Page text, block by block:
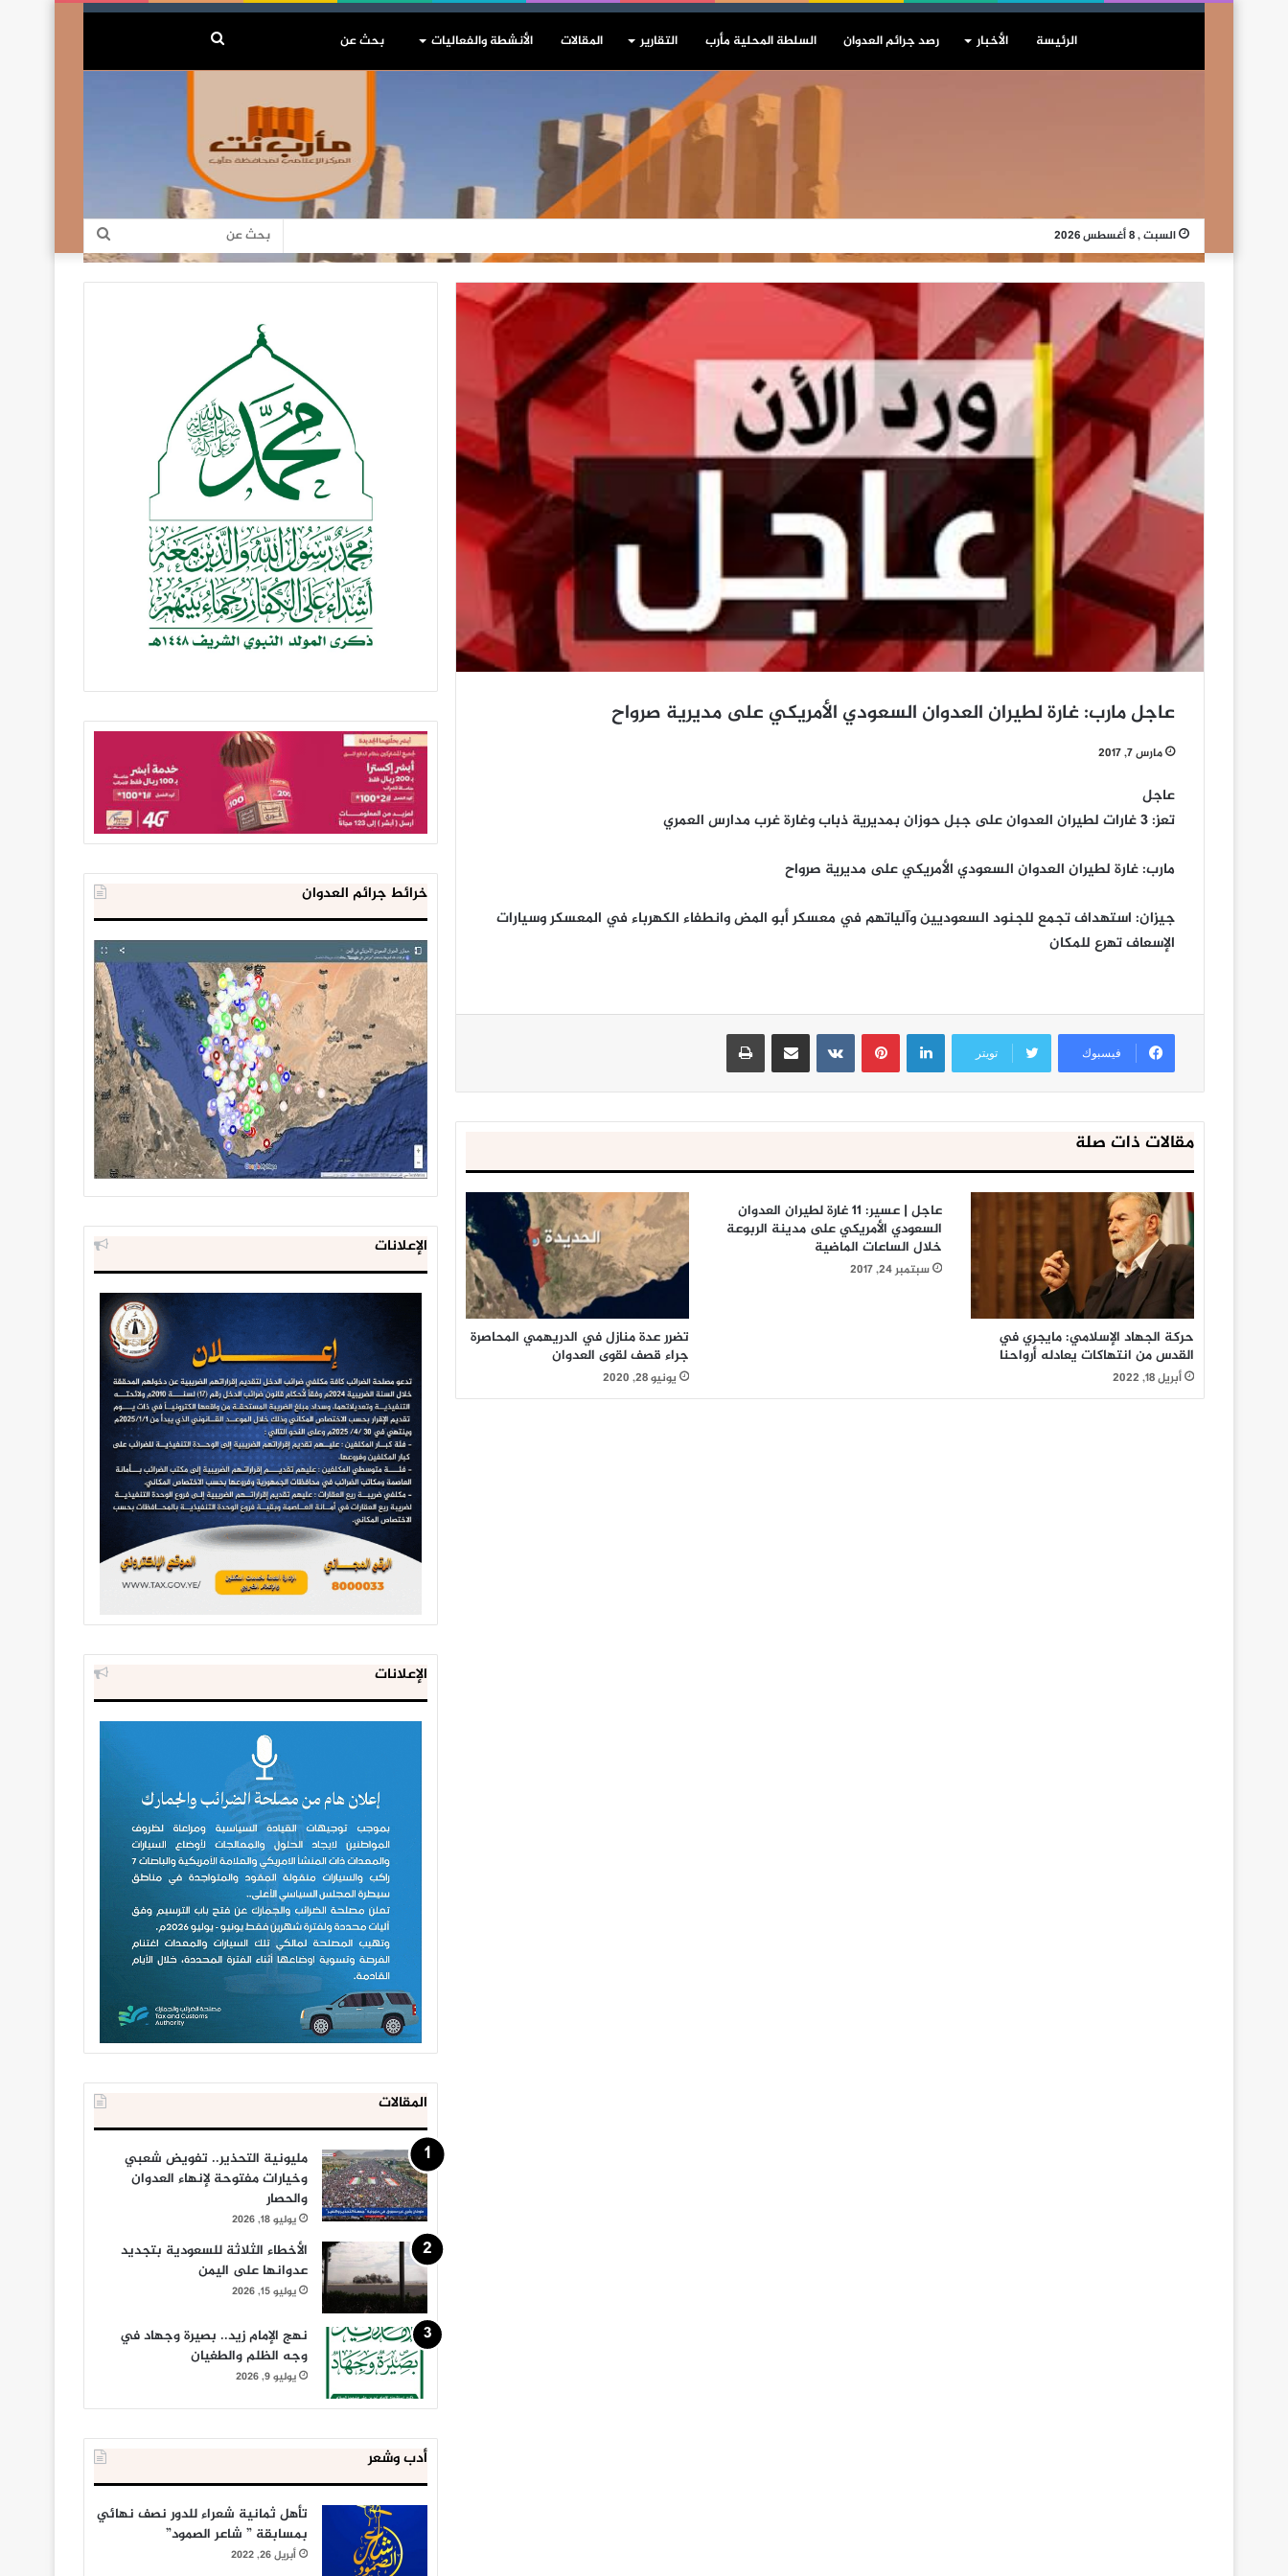
الرئيسة الأخبار رصد جرائم العدوان السلطة المحلية مأرب التقارير المقالات الأنشطة والفعاليات بحث
السبت , 8 أغسطس 2026
بحث
عن
عاجل مارب: غارة لطيران العدوان السعودي الأمريكي على مديرية صرواح
مارس 7, 2017
عاجل
تعز: 3 غارات لطيران العدوان على جبل حوزان بمديرية ذباب وغارة غرب مدارس العمري
مارب: غارة لطيران العدوان السعودي الأمريكي على مديرية صرواح
جيزان: استهداف تجمع للجنود السعوديين وآلياتهم في معسكر أبو المض وانطفاء الكهرباء في المعسكر وسيارات
الإسعاف تهرع للمكان
فيسبوك تويتر
لينكدإنبينتيريست مشاركة عبر البريد طباعة
مقالات ذات صلة
حركة الجهاد الإسلامي: مايجري في
القدس من انتهاكات يعادله أرواحنا
أبريل 18, 2022
عاجل | عسير: 11 غارة لطيران العدوان
السعودي الأمريكي على مدينة الربوعة
خلال الساعات الماضية
سبتمبر 24, 2017
تضرر عدة منازل في الدريهمي المحاصرة
جراء قصف لقوى العدوان
يونيو 28, 2020
خرائط جرائم العدوان
الإعلانات
الإعلانات
المقالات
مليونية التحذير.. تفويض شعبي
وخيارات مفتوحة لإنهاء العدوان
والحصار
يوليو 18, 2026
الأخطاء الثلاثة للسعودية بتجديد
عدوانها على اليمن
يوليو 15, 2026
نهج الإمام زيد.. بصيرة وجهاد في
وجه الظلم والطغيان
يوليو 9, 2026
أدب وشعر
تأهل ثمانية شعراء للدور نصف نهائي
بمسابقة ” شاعر الصمود”
أبريل 26, 2022